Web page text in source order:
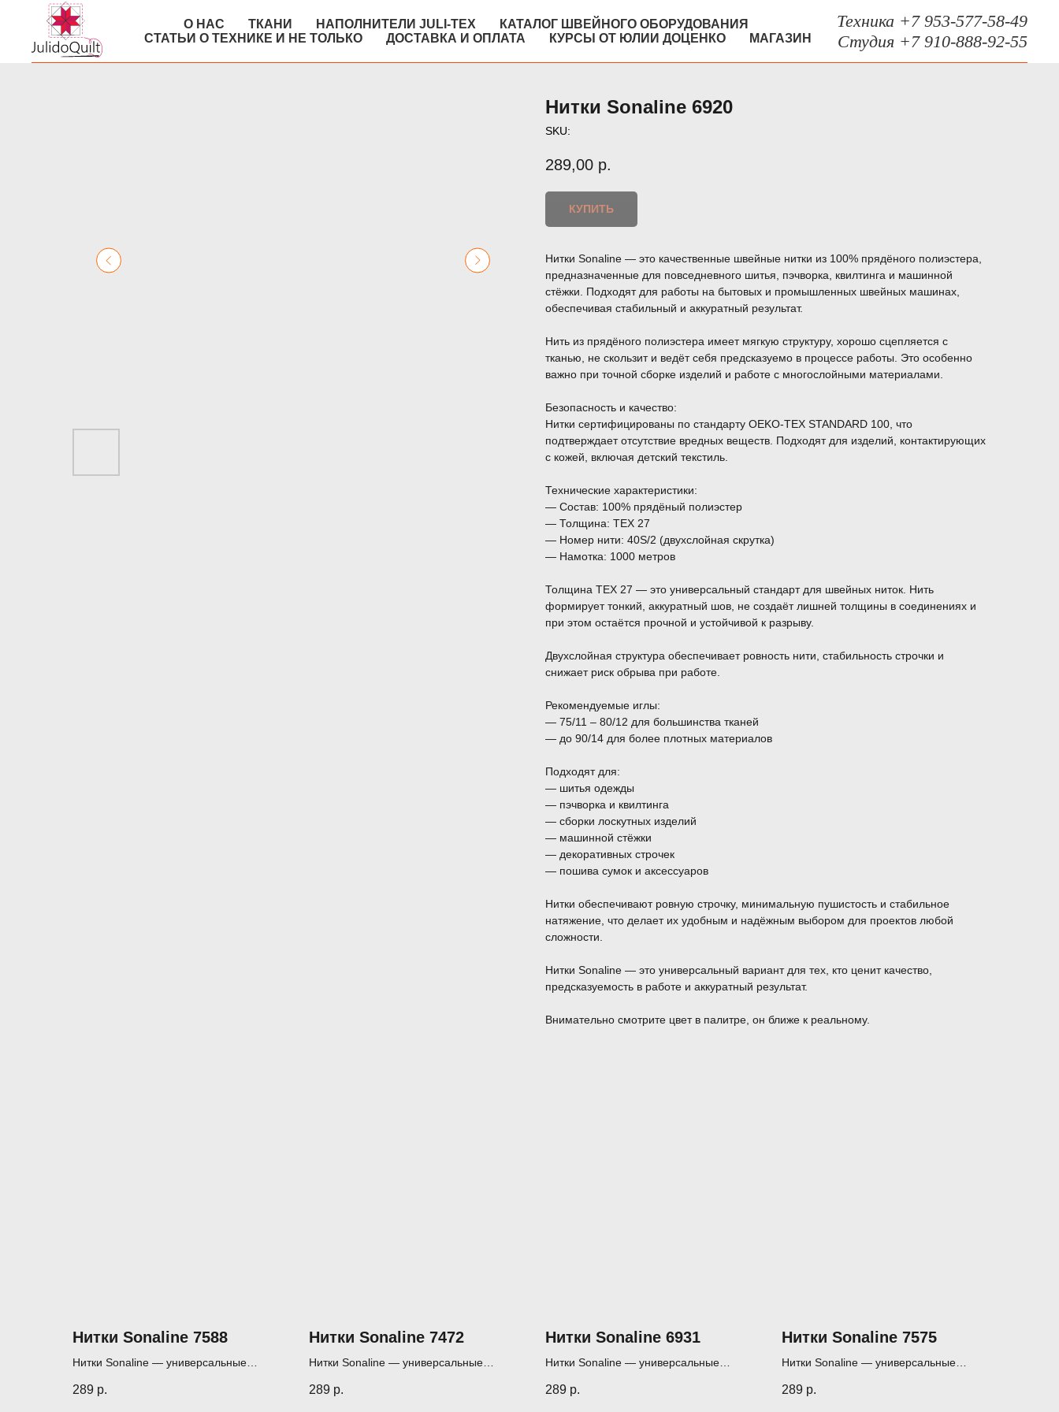
О НАС ТКАНИ НАПОЛНИТЕЛИ JULI-TEX
КАТАЛОГ ШВЕЙНОГО ОБОРУДОВАНИЯ
СТАТЬИ О ТЕХНИКЕ И НЕ ТОЛЬКО
ДОСТАВКА И ОПЛАТА КУРСЫ ОТ ЮЛИИ ДОЦЕНКО МАГАЗИН
Техника +7 953-577-58-49
Студия +7 910-888-92-55
Нитки Sonaline 6920
SKU:
289,00 р.
КУПИТЬ
Нитки Sonaline — это качественные швейные нитки из 100% прядёного полиэстера,
предназначенные для повседневного шитья, пэчворка, квилтинга и машинной
стёжки. Подходят для работы на бытовых и промышленных швейных машинах,
обеспечивая стабильный и аккуратный результат.
Нить из прядёного полиэстера имеет мягкую структуру, хорошо сцепляется с
тканью, не скользит и ведёт себя предсказуемо в процессе работы. Это особенно
важно при точной сборке изделий и работе с многослойными материалами.
Безопасность и качество:
Нитки сертифицированы по стандарту OEKO-TEX STANDARD 100, что
подтверждает отсутствие вредных веществ. Подходят для изделий, контактирующих
с кожей, включая детский текстиль.
Технические характеристики:
— Состав: 100% прядёный полиэстер
— Толщина: TEX 27
— Номер нити: 40S/2 (двухслойная скрутка)
— Намотка: 1000 метров
Толщина TEX 27 — это универсальный стандарт для швейных ниток. Нить
формирует тонкий, аккуратный шов, не создаёт лишней толщины в соединениях и
при этом остаётся прочной и устойчивой к разрыву.
Двухслойная структура обеспечивает ровность нити, стабильность строчки и
снижает риск обрыва при работе.
Рекомендуемые иглы:
— 75/11 – 80/12 для большинства тканей
— до 90/14 для более плотных материалов
Подходят для:
— шитья одежды
— пэчворка и квилтинга
— сборки лоскутных изделий
— машинной стёжки
— декоративных строчек
— пошива сумок и аксессуаров
Нитки обеспечивают ровную строчку, минимальную пушистость и стабильное
натяжение, что делает их удобным и надёжным выбором для проектов любой
сложности.
Нитки Sonaline — это универсальный вариант для тех, кто ценит качество,
предсказуемость в работе и аккуратный результат.
Внимательно смотрите цвет в палитре, он ближе к реальному.
Нитки Sonaline 7588
Нитки Sonaline — универсальные
(1000 м)
289 р.
Нитки Sonaline 7472
Нитки Sonaline — универсальные
(1000 м)
289 р.
Нитки Sonaline 6931
Нитки Sonaline — универсальные
(1000 м)
289 р.
Нитки Sonaline 7575
Нитки Sonaline — универсальные
(1000 м)
289 р.